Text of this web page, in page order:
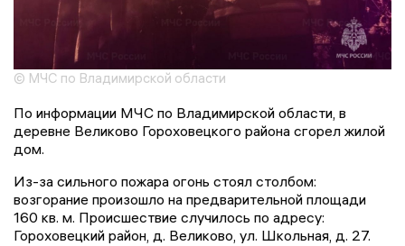
© МЧС по Владимирской области
По информации МЧС по Владимирской области, в
деревне Великово Гороховецкого района сгорел жилой
дом.
Из-за сильного пожара огонь стоял столбом:
возгорание произошло на предварительной площади
160 кв. м. Происшествие случилось по адресу:
Гороховецкий район, д. Великово, ул. Школьная, д. 27.